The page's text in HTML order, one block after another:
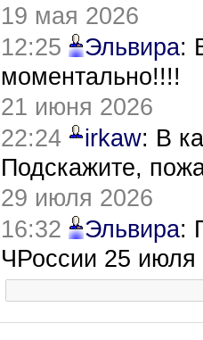
19 мая 2026
12:25
Эльвира:
моментально!!!!
21 июня 2026
22:24
irkaw: В
Подскажите,
29 июля 2026
16:32
Эльвира:
ЧРоссии 25 июля